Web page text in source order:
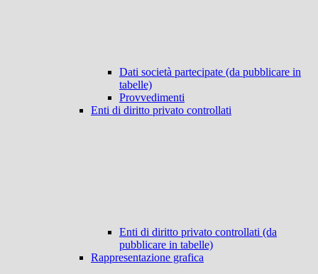
Dati società partecipate (da pubblicare in
tabelle)
Provvedimenti
Enti di diritto privato controllati
Enti di diritto privato controllati (da
pubblicare in tabelle)
Rappresentazione grafica